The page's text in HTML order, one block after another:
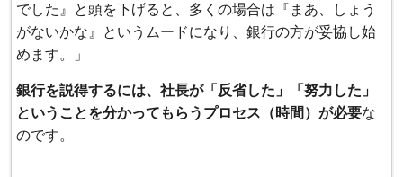
でした』と頭を下げると、多くの場合は『まあ、しょう
がないかな』というムードになり、銀行の方が妥協し始
めます。」
銀行を説得するには、社長が「反省した」「努力した」
ということを分かってもらうプロセス（時間）が必要な
のです。